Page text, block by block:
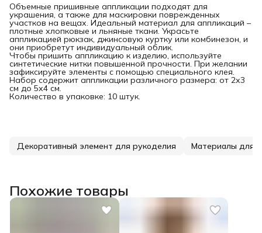
Объемные пришивные аппликации подходят для
украшения, а также для маскировки поврежденных
участков на вещах. Идеальный материал для аппликаций –
плотные хлопковые и льняные ткани. Украсьте
аппликацией рюкзак, джинсовую куртку или комбинезон, и
они приобретут индивидуальный облик.
Чтобы пришить аппликацию к изделию, используйте
синтетические нитки повышенной прочности. При желании
зафиксируйте элементы с помощью специального клея.
Набор содержит аппликации различного размера: от 2х3
см до 5х4 см.
Количество в упаковке: 10 штук.
Декоративный элемент для рукоделия Материалы для
Похожие товары